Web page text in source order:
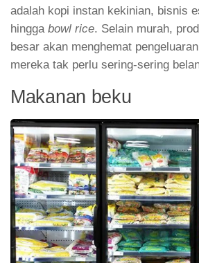
adalah kopi instan kekinian, bisnis
hingga bowl rice. Selain murah,
besar akan menghemat
mereka tak perlu sering-sering
Makanan beku